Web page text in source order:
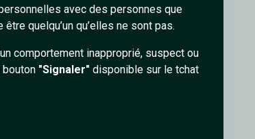
avec des personnes que
quelqu’un qu’elles ne sont pas.
comportement inapproprié, suspect ou
bouton "Signaler" disponible sur le tchat